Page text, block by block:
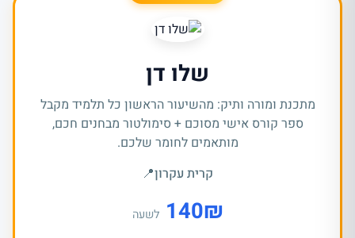
שלו דן
מתכנת ומורה ותיק: מהשיעור הראשון כל תלמיד מקבל
ספר קורס אישי מסוכם + סימולטור מבחנים חכם,
מותאמים לחומר שלכם.
קרית עקרון📍
₪
140 לשעה